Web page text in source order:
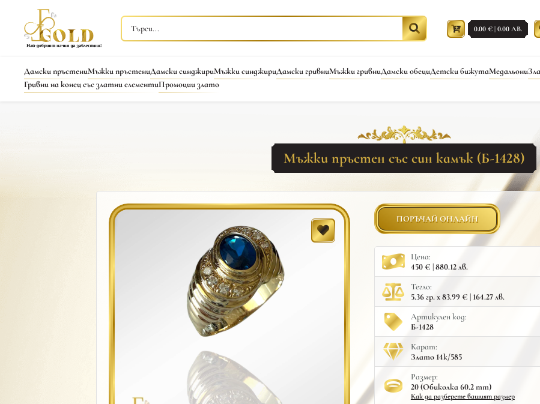
0.00 € | 0.00 ЛВ.
Дамски пръстениМъжки пръстениДамски синджириМъжки синджириДамски гривниМъжки гривниДамски обециДетски бижутаМедальони
Гривни на конец със златни елементиПромоции злато
Мъжки пръстен със син камък (Б-1428)
ПОРЪЧАЙ ОНЛАЙН
Цена:
450 € | 880.12 лв.
Тегло:
5.36 гр. x 83.99 € | 164.27 лв.
Артикулен код:
Б-1428
Карат:
Злато 14к/585
Размер:
20 (Обиколка 60.2 mm)
Как да разберете вашият размер